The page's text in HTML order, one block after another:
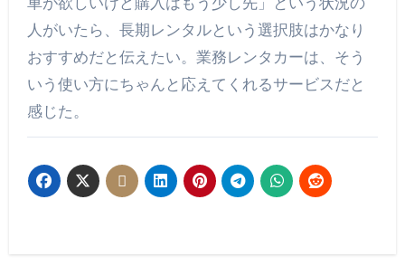
人がいたら、長期レンタルという選択肢はかなり
おすすめだと伝えたい。業務レンタカーは、そう
いう使い方にちゃんと応えてくれるサービスだと
感じた。